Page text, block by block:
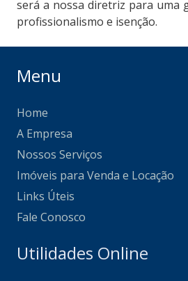
será a nossa diretriz para uma
profissionalismo e isenção.
Menu
Home
A Empresa
Nossos Serviços
Imóveis para Venda e Locação
Links Úteis
Fale Conosco
Utilidades Online